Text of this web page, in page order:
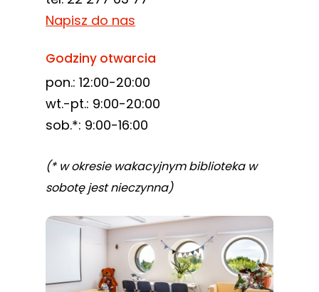
Napisz do nas
Godziny otwarcia
pon.: 12:00-20:00
wt.-pt.: 9:00-20:00
sob.*: 9:00-16:00
(* w okresie wakacyjnym biblioteka w
sobotę jest nieczynna)
Marketing
Udostępniając
swoje
zainteresowania i
zachowania
odwiedzania naszej
strony, zwiększasz
zobaczenie
spersonalizowanych
treści i ofert.